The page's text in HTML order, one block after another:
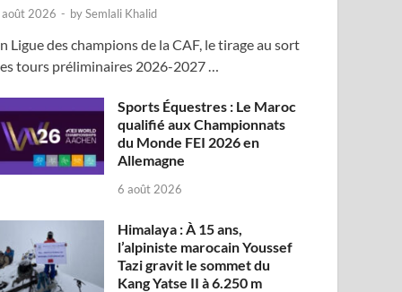
2026 - bySemlali Khalid
Ligue des champions de la CAF, le tirage au sort
tours préliminaires 2026-2027 …
Sports Équestres : Le Maroc
qualifié aux Championnats
du Monde FEI 2026 en
Allemagne
6 août 2026
Himalaya : À 15 ans,
l’alpiniste marocain Youssef
Tazi gravit le sommet du
Kang Yatse II à 6.250 m